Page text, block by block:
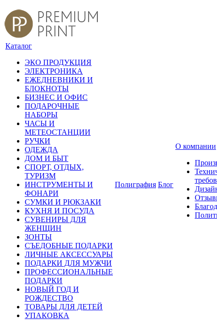
Каталог
ЭКО ПРОДУКЦИЯ
ЭЛЕКТРОНИКА
ЕЖЕДНЕВНИКИ И
БЛОКНОТЫ
БИЗНЕС И ОФИС
ПОДАРОЧНЫЕ
НАБОРЫ
ЧАСЫ И
МЕТЕОСТАНЦИИ
РУЧКИ
ОДЕЖДА
ДОМ И БЫТ
СПОРТ, ОТДЫХ,
ТУРИЗМ
ИНСТРУМЕНТЫ И
ФОНАРИ
СУМКИ И РЮКЗАКИ
КУХНЯ И ПОСУДА
СУВЕНИРЫ ДЛЯ
ЖЕНЩИН
ЗОНТЫ
СЪЕДОБНЫЕ ПОДАРКИ
ЛИЧНЫЕ АКСЕССУАРЫ
ПОДАРКИ ДЛЯ МУЖЧИ
ПРОФЕССИОНАЛЬНЫЕ
ПОДАРКИ
НОВЫЙ ГОД И
РОЖДЕСТВО
ТОВАРЫ ДЛЯ ДЕТЕЙ
УПАКОВКА
Полиграфия Блог
О компании